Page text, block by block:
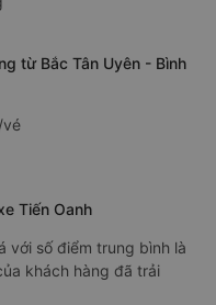
từ Bắc Tân Uyên - Bình
vé
Tiến Oanh
với số điểm trung bình là
khách hàng đã trải